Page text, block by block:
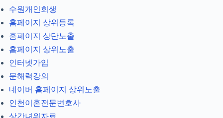
수원개인회생
홈페이지 상위등록
홈페이지 상단노출
홈페이지 상위노출
인터넷가입
문해력강의
네이버 홈페이지 상위노출
인천이혼전문변호사